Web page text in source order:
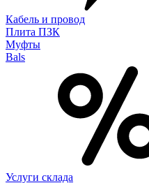
Кабель и провод
Плита ПЗК
Муфты
Bals
Услуги склада